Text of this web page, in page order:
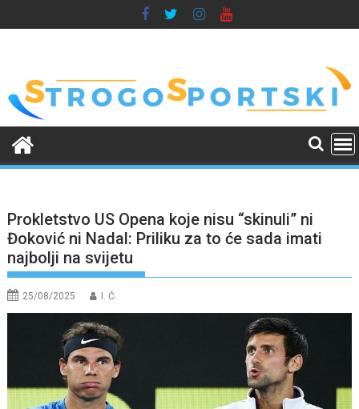
to
Prokletstvo US Opena koje nisu “skinuli” ni
Đoković ni Nadal: Priliku za to će sada imati
najbolji na svijetu
25/08/2025 I. Ć.